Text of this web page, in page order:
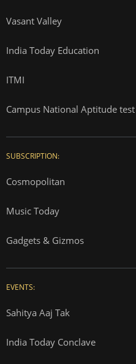
Vasant Valley
India Today Education
ITMI
Campus National Aptitude test
SUBSCRIPTION:
Cosmopolitan
Music Today
Gadgets & Gizmos
EVENTS:
Sahitya Aaj Tak
India Today Conclave